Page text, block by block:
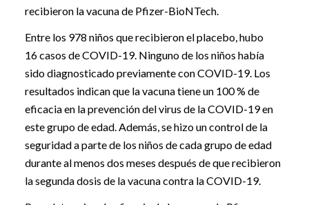
recibieron la vacuna de Pfizer-BioNTech.
Entre los 978 niños que recibieron el placebo, hubo
16 casos de COVID-19. Ninguno de los niños había
sido diagnosticado previamente con COVID-19. Los
resultados indican que la vacuna tiene un 100 % de
eficacia en la prevención del virus de la COVID-19 en
este grupo de edad. Además, se hizo un control de la
seguridad a parte de los niños de cada grupo de edad
durante al menos dos meses después de que recibieron
la segunda dosis de la vacuna contra la COVID-19.